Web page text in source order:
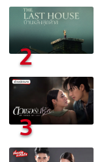
2
3